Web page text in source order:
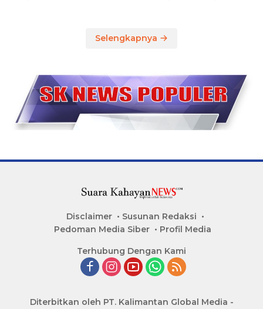
Selengkapnya
Disclaimer
Susunan Redaksi
Pedoman Media Siber
Profil Media
Terhubung Dengan Kami
Diterbitkan oleh PT. Kalimantan Global Media -